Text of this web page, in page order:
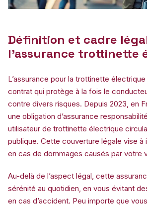
Définition et cadre
l’assurance trottinette
L’assurance pour la trottinette
contrat qui protège à la fois le
contre divers risques. Depuis 2023, en
une obligation d’assurance
utilisateur de trottinette électrique
publique. Cette couverture légale vise à
en cas de dommages causés par votre
Au-delà de l’aspect légal, cette
sérénité au quotidien, en vous évitant
en cas d’accident. Peu importe que